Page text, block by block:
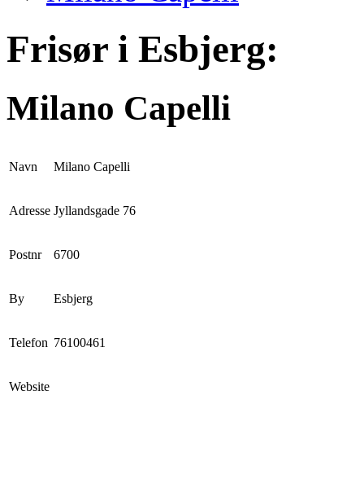
Frisør i Esbjerg:
Milano Capelli
Navn Milano Capelli
Adresse Jyllandsgade 76
Postnr 6700
By Esbjerg
Telefon 76100461
Website